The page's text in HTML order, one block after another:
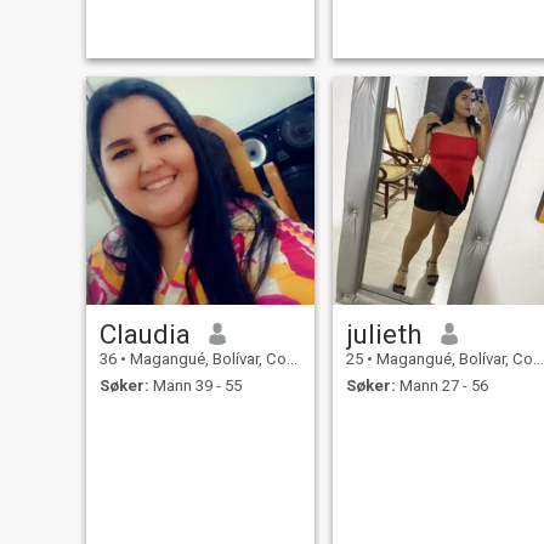
Claudia
36 • Magangué, Bolívar, Colombia
Søker: Mann 39 - 55
julieth
25 • Magangué, Bolívar, Colombia
Søker: Mann 27 - 56